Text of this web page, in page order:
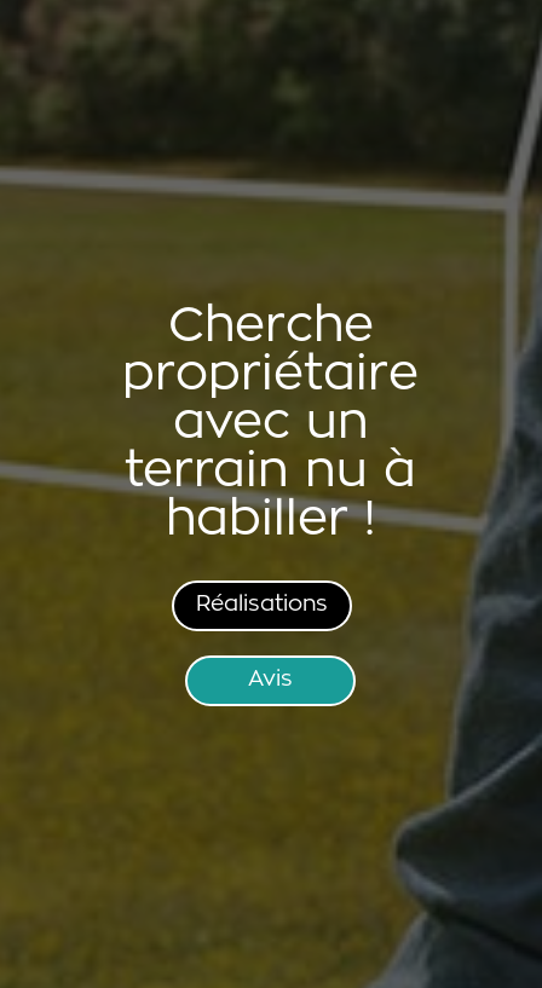
Cherche
propriétaire
avec un
terrain nu à
habiller !
Réalisations
Avis